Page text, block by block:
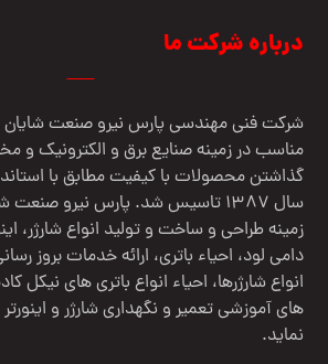
درباره شرکت ما
شرکت فنی مهندسي پارس نيرو صنعت شایان با
مناسب در زمینه صنایع برق و الکترونیک و
گذاشتن محصولات با کیفیت مطابق با
سال 1387 تاسیس شد. پارس نیرو
زمینه طراحی و ساخت و تولید انواع شارژر،
دامی لود، احیاء باتری، ارائه خدمات بروز
انواع شارژرها، احیاء انواع باتری های نیکل
های آموزشی تعمیر و نگهداری شارژر و
نماید.